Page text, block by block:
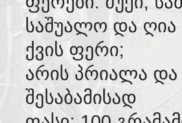
საშუალო და ღია
ქვის ფერი;
არის პრიალა
შესაბამისად